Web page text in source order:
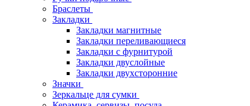
Браслеты
Закладки
Закладки магнитные
Закладки переливающиеся
Закладки с фурнитурой
Закладки двуслойные
Закладки двухсторонние
Значки
Зеркальце для сумки